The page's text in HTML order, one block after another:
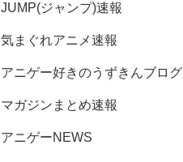
JUMP(ジャンプ)速報
気まぐれアニメ速報
アニゲー好きのうずきんブログ
マガジンまとめ速報
アニゲーNEWS